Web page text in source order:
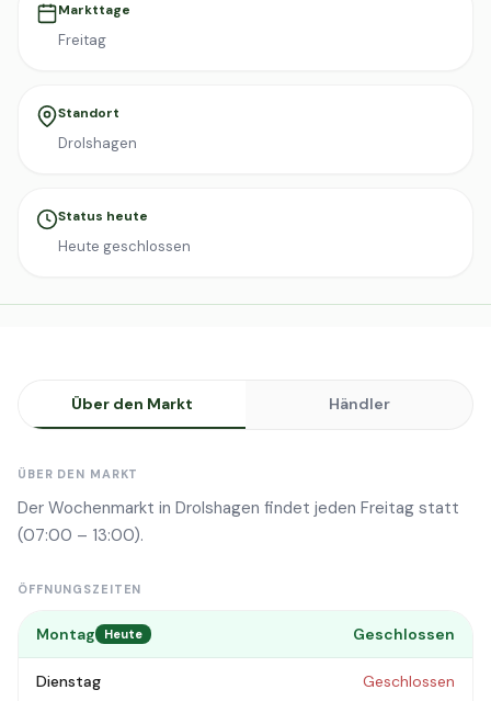
Markttage
Freitag
Standort
Drolshagen
Status heute
Heute geschlossen
Über den Markt Händler
ÜBER DEN MARKT
Der Wochenmarkt in Drolshagen findet jeden Freitag statt
(07:00 – 13:00).
ÖFFNUNGSZEITEN
Montag Heute Geschlossen
Dienstag Geschlossen